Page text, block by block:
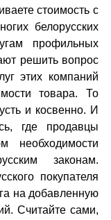
стоимость с
белорусских
профильных
решить вопрос
этих компаний
товара. То
и косвенно. И
где продавцы
необходимости
законам.
покупателя
на добавленную
Считайте сами,